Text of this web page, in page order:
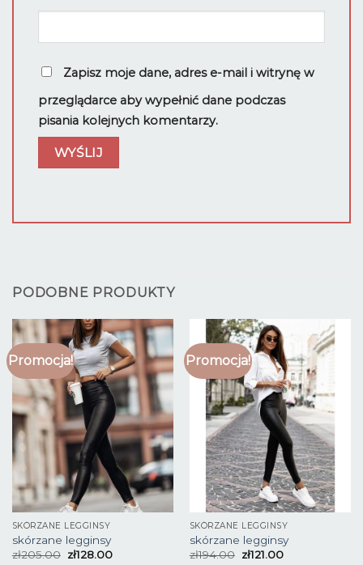
Zapisz moje dane, adres e-mail i witrynę w
przeglądarce aby wypełnić dane podczas
pisania kolejnych komentarzy.
PODOBNE PRODUKTY
Promocja!
SKÓRZANE LEGGINSY
skórzane legginsy
zł205.00 zł128.00
Promocja!
SKÓRZANE LEGGINSY
skórzane legginsy
zł194.00 zł121.00